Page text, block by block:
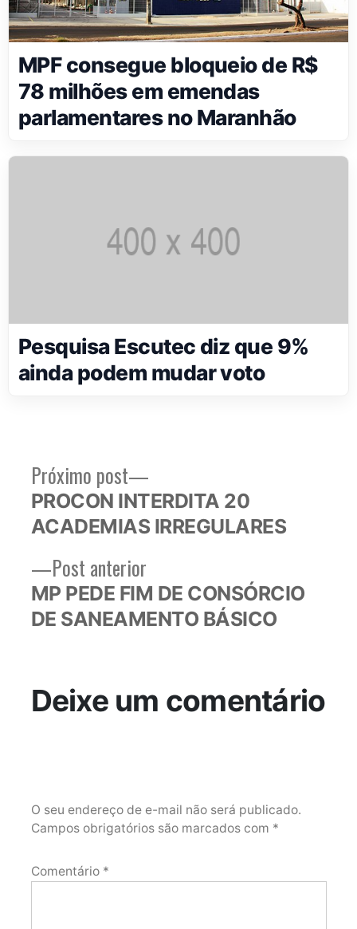
MPF consegue bloqueio de R$
78 milhões em emendas
parlamentares no Maranhão
Pesquisa Escutec diz que 9%
ainda podem mudar voto
Navegação
de
Post
Post anteriorPost
anterior:
MP PEDE FIM DE CONSÓRCIO
DE SANEAMENTO BÁSICO
Próximo post
Próximo
post:
PROCON INTERDITA 20
ACADEMIAS IRREGULARES
Deixe um comentário
O seu endereço de e-mail não será publicado.
Campos obrigatórios são marcados com *
Comentário *